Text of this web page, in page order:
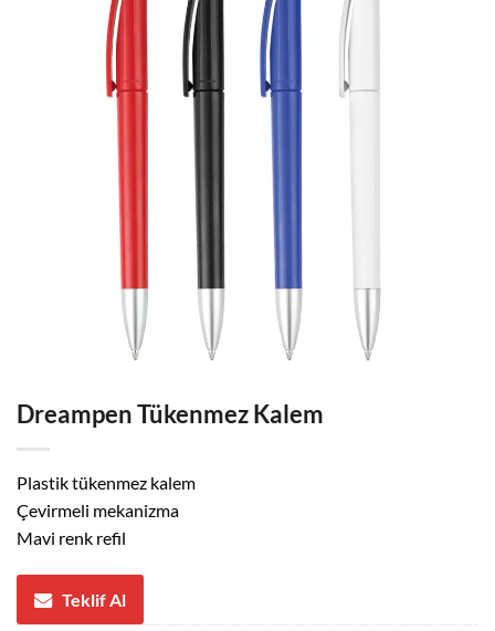
Dreampen Tükenmez Kalem
Plastik tükenmez kalem
Çevirmeli mekanizma
Mavi renk refil
Teklif Al